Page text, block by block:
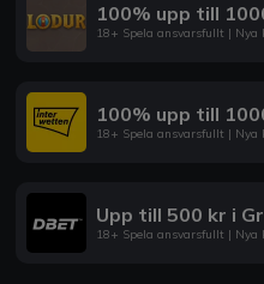
100% upp till
18+ Spela ansvarsfullt | Nya
100% upp till
18+ Spela ansvarsfullt | Nya
Upp till 500 kr i
18+ Spela ansvarsfullt | Nya